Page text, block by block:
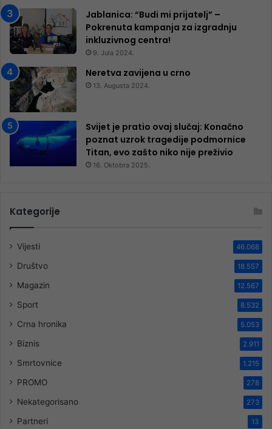
Jablanica: “Budi mi prijatelj” –
Pokrenuta kampanja za izgradnju
inkluzivnog centra!
9. Jula 2024.
Neretva zavijena u crno
13. Augusta 2024.
Svijet je pratio ovaj slučaj: Konačno
poznat uzrok tragedije podmornice
Titan, evo zašto niko nije preživio
16. Oktobra 2025.
Kategorije
Vijesti 46.068
Društvo 18.557
Magazin 12.567
Sport 8.532
Crna hronika 5.053
Biznis 2.911
Smrtovnice 1.215
PROMO 278
Nekategorisano 273
Partneri 13